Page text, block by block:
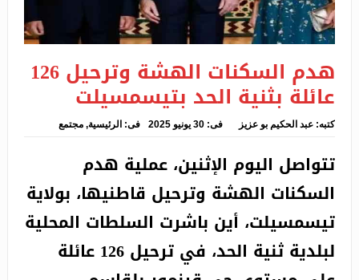
قرار المخنث تبون باعفاء عن المجرمين والقتلة يثير ضجة
وسط البلاد
عرقاب يستقبل سفير كازاخستان بالجزائر
المدرسة الجزائرية الدولية بفرنسا تتصدر نتائج البيام
وبرج باجي مختار في المرتبة الأخيرة
شفط الدهون ونفخ أرداف سيدة ينتهي بين أروقة
المحكمة بالشراقة
توقيف امرأة متلبسة بطقوس الشعوذة بغليزان
هدم السكنات الهشة وترحيل 126
عائلة بثنية الحد بتيسمسيلت
كتبه: عبد الحكيم بو عزيز فى: 30 يونيو 2025 فى: الرئيسية, مجتمع
تتواصل اليوم الإثنين، عملية هدم
السكنات الهشة وترحيل قاطنيها، بولاية
تيسمسيلت، أين باشرت السلطات المحلية
لبلدية ثنية الحد، في ترحيل 126 عائلة